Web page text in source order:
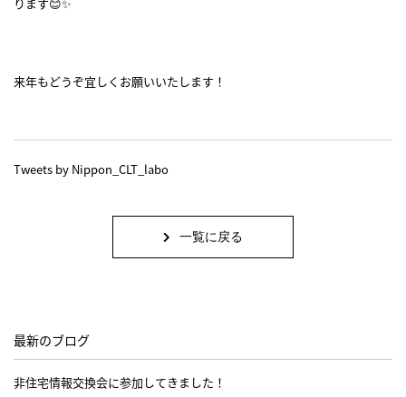
ります😊✨
来年もどうぞ宜しくお願いいたします！
Tweets by Nippon_CLT_labo
一覧に戻る
最新のブログ
非住宅情報交換会に参加してきました！